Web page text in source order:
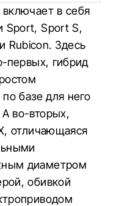
включает в себя
Sport, Sport S,
Rubicon. Здесь
первых, гибрид
базе для него
во-вторых,
отличающаяся
диаметром
обивкой